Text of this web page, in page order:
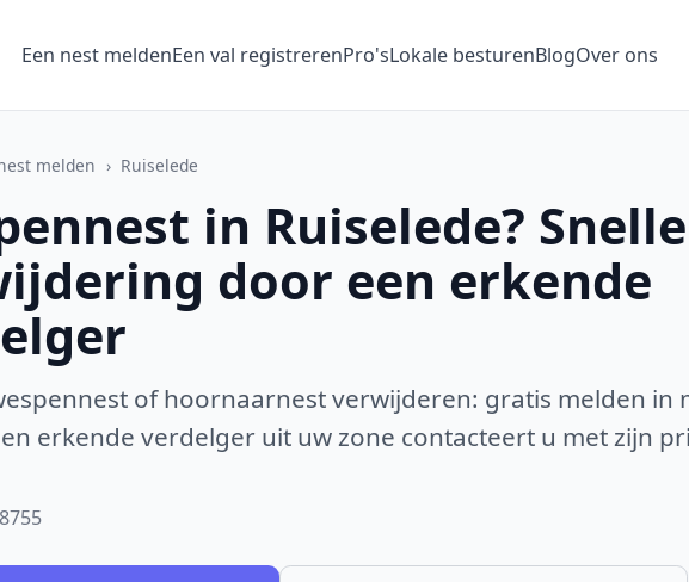
Een nest meldenEen val registrerenPro'sLokale besturenBlogOver ons
melden › Ruiselede
in Ruiselede? Snelle
door een erkende
of hoornaarnest verwijderen: gratis melden in
erkende verdelger uit uw zone contacteert u met zijn